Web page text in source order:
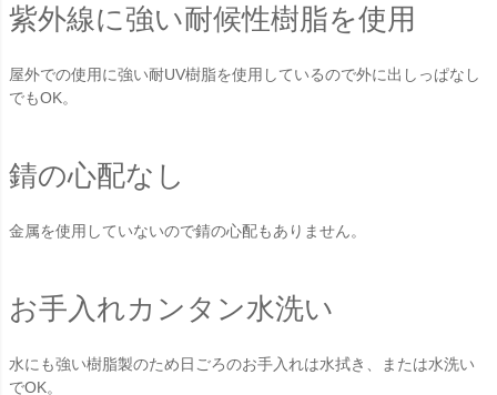
紫外線に強い耐候性樹脂を使用
屋外での使用に強い耐UV樹脂を使用しているので外に出しっぱなし
でもOK。
錆の心配なし
金属を使用していないので錆の心配もありません。
お手入れカンタン水洗い
水にも強い樹脂製のため日ごろのお手入れは水拭き、または水洗い
でOK。